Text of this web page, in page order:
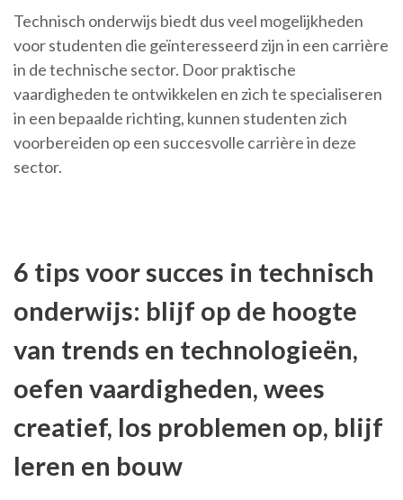
Technisch onderwijs biedt dus veel mogelijkheden
voor studenten die geïnteresseerd zijn in een carrière
in de technische sector. Door praktische
vaardigheden te ontwikkelen en zich te specialiseren
in een bepaalde richting, kunnen studenten zich
voorbereiden op een succesvolle carrière in deze
sector.
6 tips voor succes in technisch
onderwijs: blijf op de hoogte
van trends en technologieën,
oefen vaardigheden, wees
creatief, los problemen op, blijf
leren en bouw